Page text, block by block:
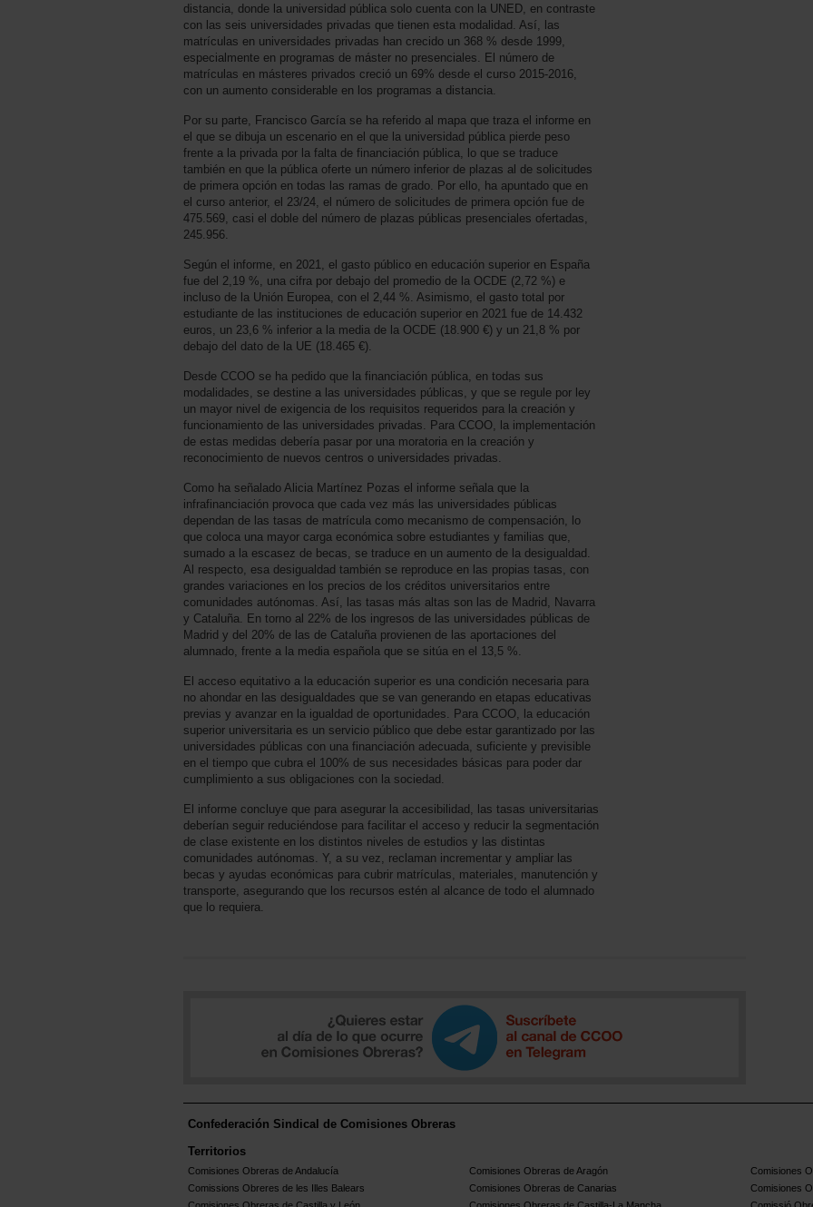
distancia, donde la universidad pública solo cuenta con la UNED, en contraste
con las seis universidades privadas que tienen esta modalidad. Así, las
matrículas en universidades privadas han crecido un 368 % desde 1999,
especialmente en programas de máster no presenciales. El número de
matrículas en másteres privados creció un 69% desde el curso 2015-2016,
con un aumento considerable en los programas a distancia.
Por su parte, Francisco García se ha referido al mapa que traza el informe en
el que se dibuja un escenario en el que la universidad pública pierde peso
frente a la privada por la falta de financiación pública, lo que se traduce
también en que la pública oferte un número inferior de plazas al de solicitudes
de primera opción en todas las ramas de grado. Por ello, ha apuntado que en
el curso anterior, el 23/24, el número de solicitudes de primera opción fue de
475.569, casi el doble del número de plazas públicas presenciales ofertadas,
245.956.
Según el informe, en 2021, el gasto público en educación superior en España
fue del 2,19 %, una cifra por debajo del promedio de la OCDE (2,72 %) e
incluso de la Unión Europea, con el 2,44 %. Asimismo, el gasto total por
estudiante de las instituciones de educación superior en 2021 fue de 14.432
euros, un 23,6 % inferior a la media de la OCDE (18.900 €) y un 21,8 % por
debajo del dato de la UE (18.465 €).
Desde CCOO se ha pedido que la financiación pública, en todas sus
modalidades, se destine a las universidades públicas, y que se regule por ley
un mayor nivel de exigencia de los requisitos requeridos para la creación y
funcionamiento de las universidades privadas. Para CCOO, la implementación
de estas medidas debería pasar por una moratoria en la creación y
reconocimiento de nuevos centros o universidades privadas.
Como ha señalado Alicia Martínez Pozas el informe señala que la
infrafinanciación provoca que cada vez más las universidades públicas
dependan de las tasas de matrícula como mecanismo de compensación, lo
que coloca una mayor carga económica sobre estudiantes y familias que,
sumado a la escasez de becas, se traduce en un aumento de la desigualdad.
Al respecto, esa desigualdad también se reproduce en las propias tasas, con
grandes variaciones en los precios de los créditos universitarios entre
comunidades autónomas. Así, las tasas más altas son las de Madrid, Navarra
y Cataluña. En torno al 22% de los ingresos de las universidades públicas de
Madrid y del 20% de las de Cataluña provienen de las aportaciones del
alumnado, frente a la media española que se sitúa en el 13,5 %.
El acceso equitativo a la educación superior es una condición necesaria para
no ahondar en las desigualdades que se van generando en etapas educativas
previas y avanzar en la igualdad de oportunidades. Para CCOO, la educación
superior universitaria es un servicio público que debe estar garantizado por las
universidades públicas con una financiación adecuada, suficiente y previsible
en el tiempo que cubra el 100% de sus necesidades básicas para poder dar
cumplimiento a sus obligaciones con la sociedad.
El informe concluye que para asegurar la accesibilidad, las tasas universitarias
deberían seguir reduciéndose para facilitar el acceso y reducir la segmentación
de clase existente en los distintos niveles de estudios y las distintas
comunidades autónomas. Y, a su vez, reclaman incrementar y ampliar las
becas y ayudas económicas para cubrir matrículas, materiales, manutención y
transporte, asegurando que los recursos estén al alcance de todo el alumnado
que lo requiera.
Confederación Sindical de Comisiones Obreras
Territorios
Comisiones Obreras de Andalucía Comisiones Obreras de Aragón
Comisiones
Comissions Obreres de les Illes Balears
Comisiones Obreras de Canarias
Comisiones